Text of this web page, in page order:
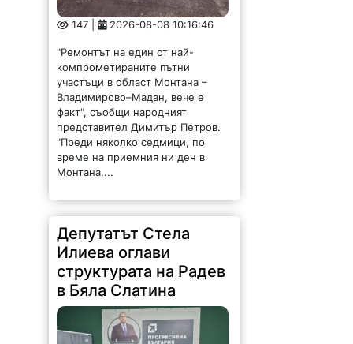
"Ремонтът на един от най-
компрометираните пътни
Владимирово–Мадан, вече е
факт", съобщи народният
представител Димитър Петров.
"Преди няколко седмици, по
време на приемния ни ден в
Монтана,...
структурата на Радев
в Бяла Слатина